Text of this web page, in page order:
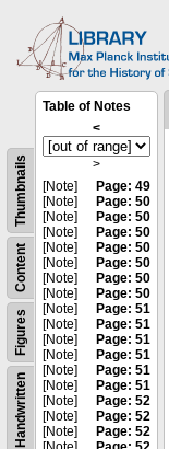
Handwritten
Figures
Content
Thumbnails
Table of Notes
<
>
[Note]
Page: 49
[Note]
Page: 50
[Note]
Page: 50
[Note]
Page: 50
[Note]
Page: 50
[Note]
Page: 50
[Note]
Page: 50
[Note]
Page: 50
[Note]
Page: 51
[Note]
Page: 51
[Note]
Page: 51
[Note]
Page: 51
[Note]
Page: 51
[Note]
Page: 51
[Note]
Page: 52
[Note]
Page: 52
[Note]
Page: 52